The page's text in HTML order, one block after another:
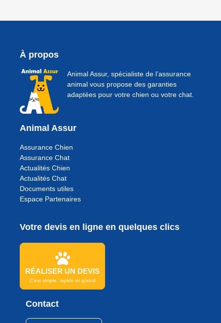
À propos
Animal Assur, spécialiste de l’assurance
animal vous propose des garanties
adaptées pour votre chien ou votre chat.
Animal Assur
Assurance Chien
Assurance Chat
Actualités Chien
Actualités Chat
Documents utiles
Espace Partenaires
Votre devis en ligne en quelques clics
RÉALISER UN DEVIS
C'est simple, rapide et gratuit
Contact